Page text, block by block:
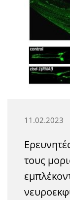
11.02.2023
τους